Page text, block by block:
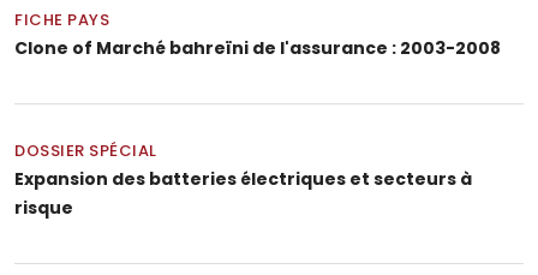
FICHE PAYS
Clone of Marché bahreïni de l'assurance : 2003-2008
DOSSIER SPÉCIAL
Expansion des batteries électriques et secteurs à
risque